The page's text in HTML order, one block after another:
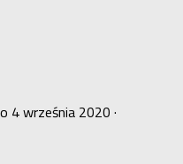
4 września 2020 ·